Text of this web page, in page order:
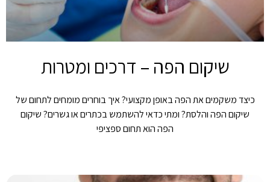
שיקום הפה – דרכים ומטרות
כיצד משקמים את הפה באופן מקצועי? איך בוחרים מומחים לתחום של
שיקום הפה והלסת? ומתי כדאי להשתמש בכתרים או גשרים? שיקום
הפה הוא תחום ספציפי